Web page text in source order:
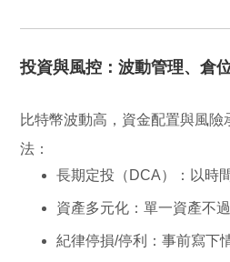
投資與風控：波動管理、倉
比特幣波動高， 資金配置與風險
法：
長期定投（DCA）
：以時
資產多元化 ：單一資產不
紀律停損/停利 ：事前寫下